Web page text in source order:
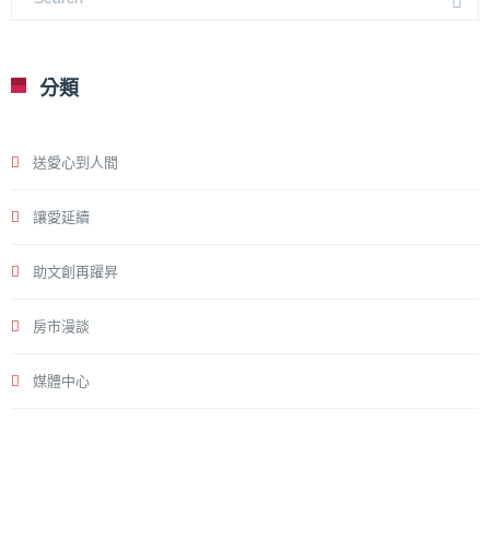
分類
送愛心到人間
讓愛延續
助文創再躍昇
房市漫談
媒體中心